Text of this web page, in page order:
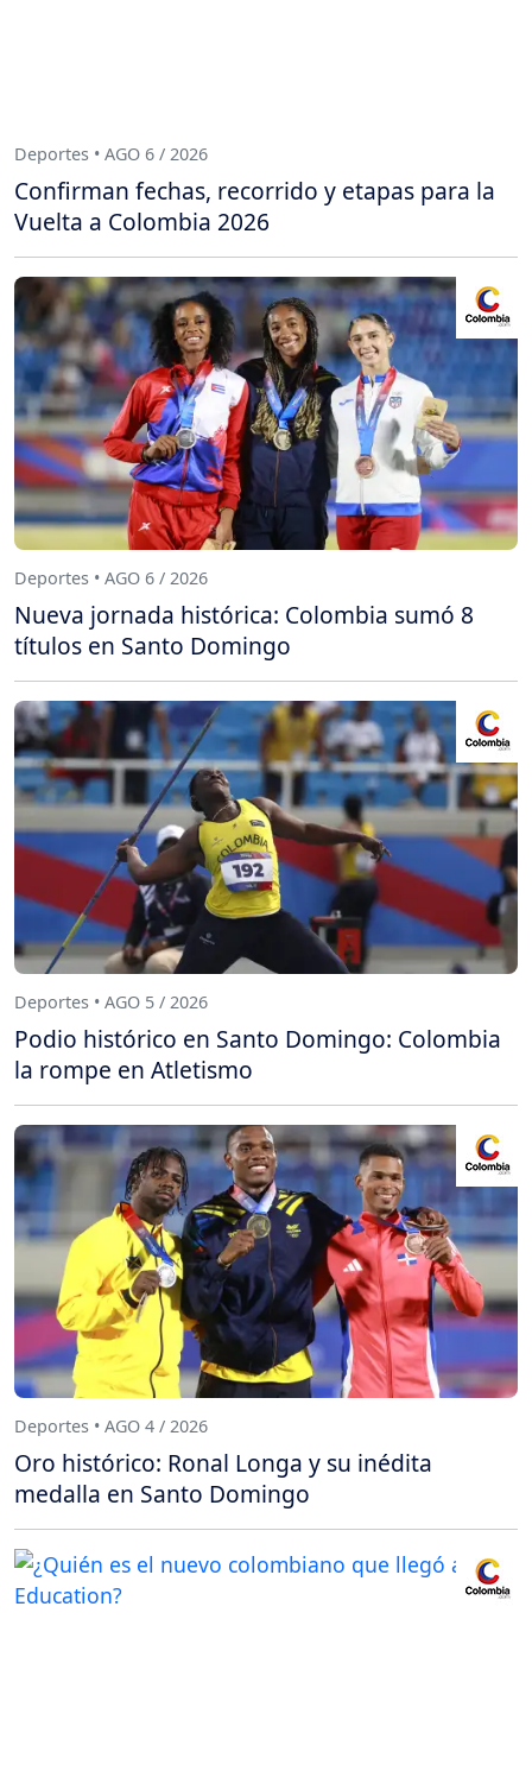
Deportes • AGO 6 / 2026
Confirman fechas, recorrido y etapas para la
Vuelta a Colombia 2026
Deportes • AGO 6 / 2026
Nueva jornada histórica: Colombia sumó 8
títulos en Santo Domingo
Deportes • AGO 5 / 2026
Podio histórico en Santo Domingo: Colombia
la rompe en Atletismo
Deportes • AGO 4 / 2026
Oro histórico: Ronal Longa y su inédita
medalla en Santo Domingo